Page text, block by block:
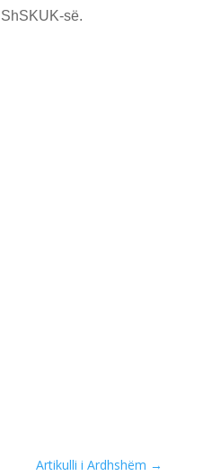
së.
Artikulli i Ardhshëm →